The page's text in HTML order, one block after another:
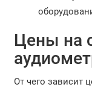
Цены на
От чего зависит